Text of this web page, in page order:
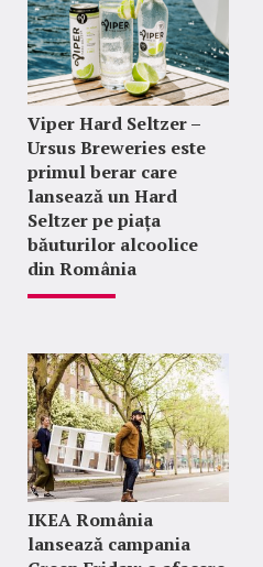
Viper Hard Seltzer –
Ursus Breweries este
primul berar care
lansează un Hard
Seltzer pe piața
băuturilor alcoolice
din România
IKEA România
lansează campania